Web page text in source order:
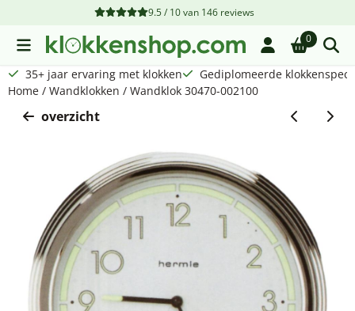
Cookievoorkeuren zijn beschikbaar. Kies instellingen of sta
9.5 / 10van 146reviews
0
35+ jaar ervaring met klokken
Gediplomeerde
Home / Wandklokken / Wandklok 30470-002100
overzicht